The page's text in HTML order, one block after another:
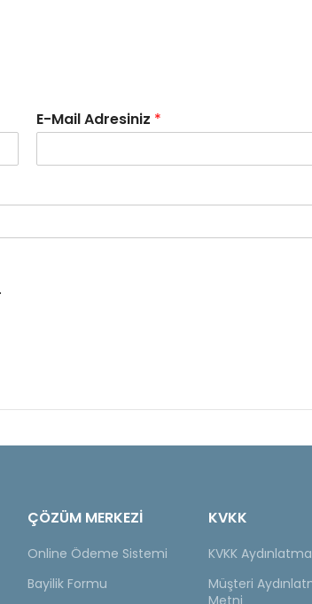
E-Mail Adresiniz *
ÇÖZÜM MERKEZİ
Online Ödeme Sistemi
Bayilik Formu
KVKK
KVKK
Müşteri
Metni